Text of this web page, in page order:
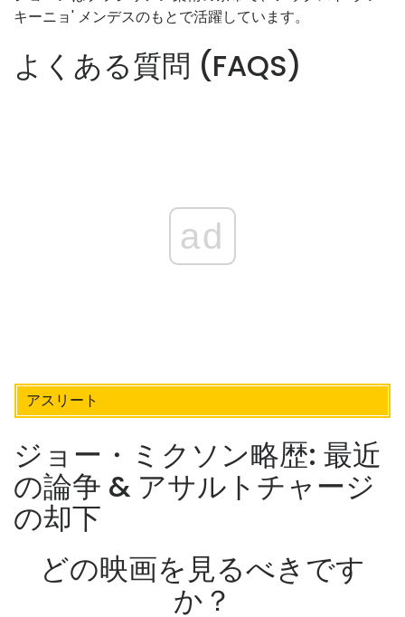
キーニョ' メンデスのもとで活躍しています。
よくある質問 (FAQS)
ad
アスリート
ジョー・ミクソン略歴: 最近
の論争 & アサルトチャージ
の却下
どの映画を見るべきです
か？